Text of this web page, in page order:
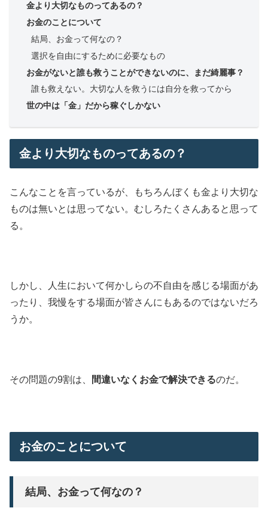
金より大切なものってあるの？
お金のことについて
結局、お金って何なの？
選択を自由にするために必要なもの
お金がないと誰も救うことができないのに、まだ綺麗事？
誰も救えない。大切な人を救うには自分を救ってから
世の中は「金」だから稼ぐしかない
金より大切なものってあるの？
こんなことを言っているが、もちろんぼくも金より大切な
ものは無いとは思ってない。むしろたくさんあると思って
る。
しかし、人生において何かしらの不自由を感じる場面があ
ったり、我慢をする場面が皆さんにもあるのではないだろ
うか。
その問題の9割は、 間違いなくお金で解決できるのだ。
お金のことについて
結局、お金って何なの？